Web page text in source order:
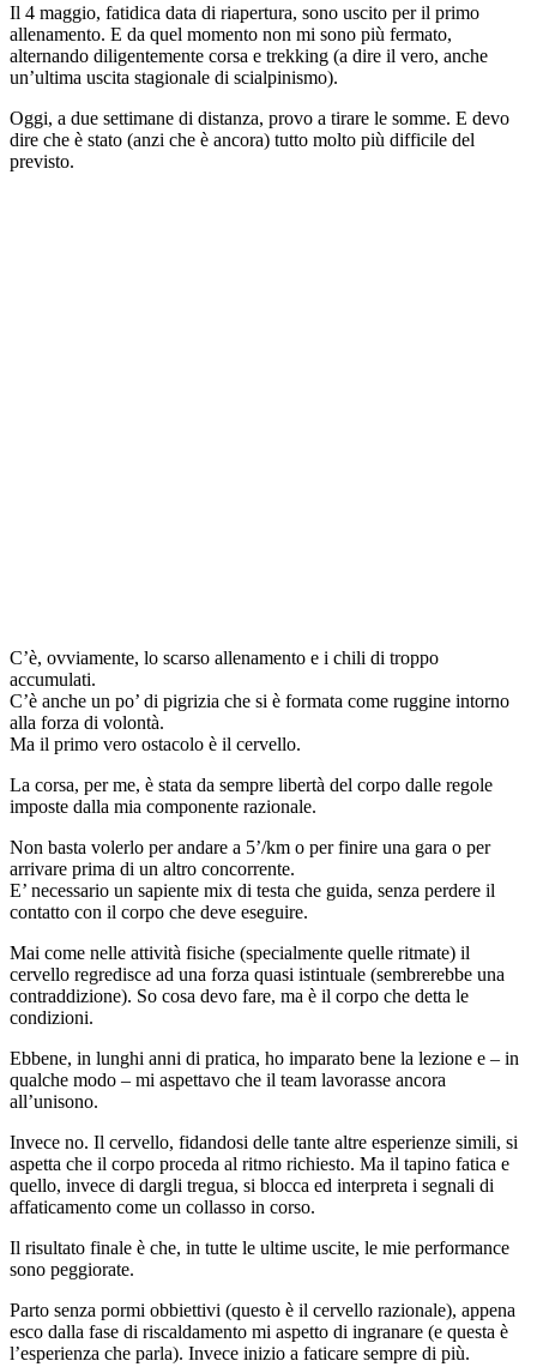
Il 4 maggio, fatidica data di riapertura, sono uscito per il primo
allenamento. E da quel momento non mi sono più fermato,
alternando diligentemente corsa e trekking (a dire il vero, anche
un’ultima uscita stagionale di scialpinismo).
Oggi, a due settimane di distanza, provo a tirare le somme. E devo
dire che è stato (anzi che è ancora) tutto molto più difficile del
previsto.
C’è, ovviamente, lo scarso allenamento e i chili di troppo
accumulati.
C’è anche un po’ di pigrizia che si è formata come ruggine intorno
alla forza di volontà.
Ma il primo vero ostacolo è il cervello.
La corsa, per me, è stata da sempre libertà del corpo dalle regole
imposte dalla mia componente razionale.
Non basta volerlo per andare a 5’/km o per finire una gara o per
arrivare prima di un altro concorrente.
E’ necessario un sapiente mix di testa che guida, senza perdere il
contatto con il corpo che deve eseguire.
Mai come nelle attività fisiche (specialmente quelle ritmate) il
cervello regredisce ad una forza quasi istintuale (sembrerebbe una
contraddizione). So cosa devo fare, ma è il corpo che detta le
condizioni.
Ebbene, in lunghi anni di pratica, ho imparato bene la lezione e – in
qualche modo – mi aspettavo che il team lavorasse ancora
all’unisono.
Invece no. Il cervello, fidandosi delle tante altre esperienze simili, si
aspetta che il corpo proceda al ritmo richiesto. Ma il tapino fatica e
quello, invece di dargli tregua, si blocca ed interpreta i segnali di
affaticamento come un collasso in corso.
Il risultato finale è che, in tutte le ultime uscite, le mie performance
sono peggiorate.
Parto senza pormi obbiettivi (questo è il cervello razionale), appena
esco dalla fase di riscaldamento mi aspetto di ingranare (e questa è
l’esperienza che parla). Invece inizio a faticare sempre di più.